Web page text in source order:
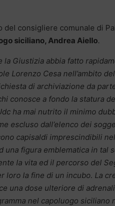
del consigliere comunale di
siciliano, Andrea Aiello.
la Giustizia abbia fatto
Lorenzo Cesa nell’ambito
di archiviazione da
conosce a fondo la statura
ha mai nutrito il minimo
escluso dall’elenco dei
capisaldi imprescindibili
figura emblematica in tal
la vita ed il percorso del
loro la fine di un incubo. La
una dose ulteriore di
nel capoluogo